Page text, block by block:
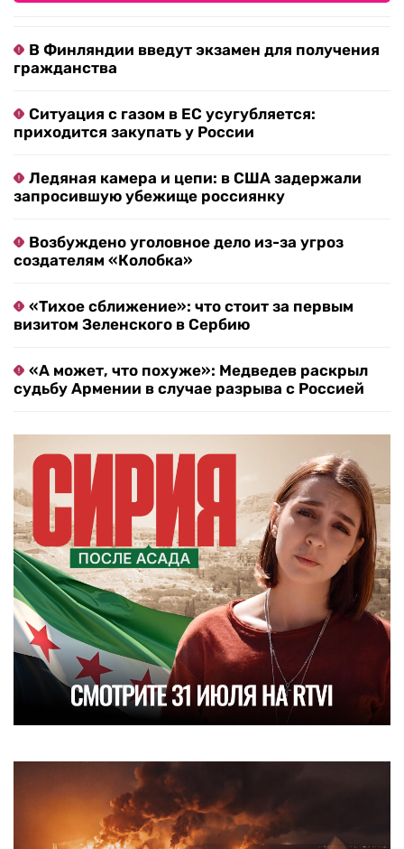
В Финляндии введут экзамен для получения
гражданства
Ситуация с газом в ЕС усугубляется:
приходится закупать у России
Ледяная камера и цепи: в США задержали
запросившую убежище россиянку
Возбуждено уголовное дело из-за угроз
создателям «Колобка»
«Тихое сближение»: что стоит за первым
визитом Зеленского в Сербию
«А может, что похуже»: Медведев раскрыл
судьбу Армении в случае разрыва с Россией